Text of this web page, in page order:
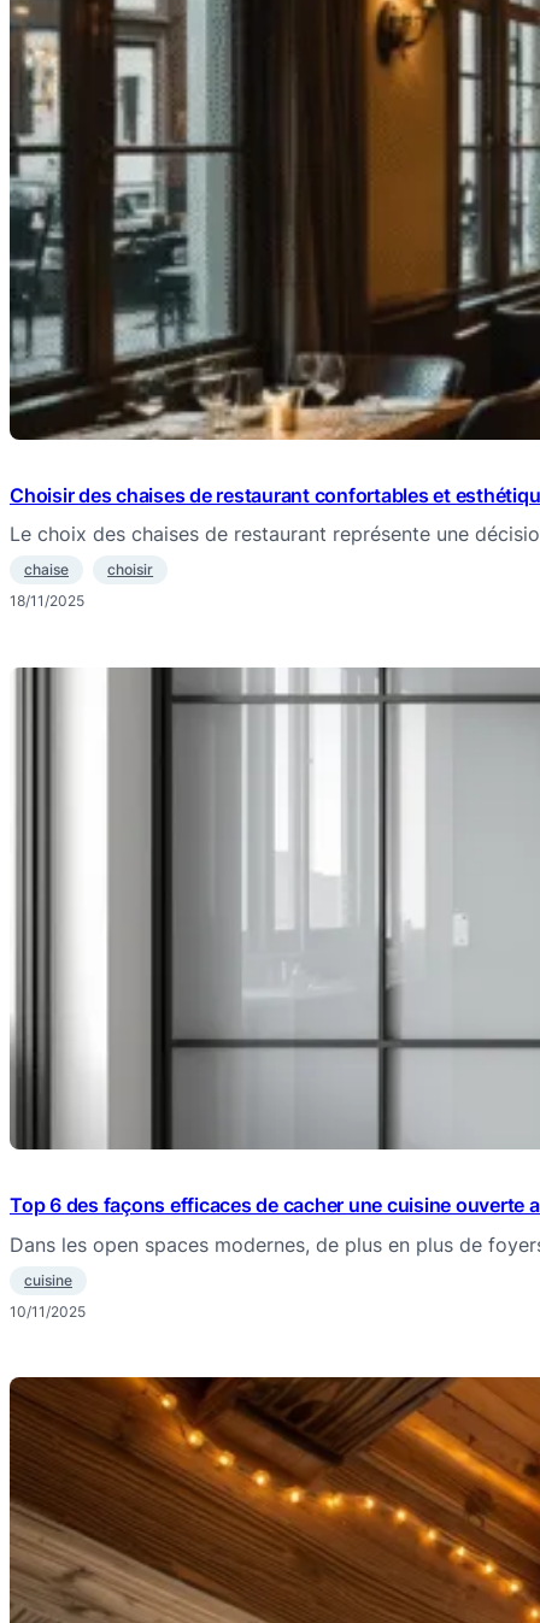
Choisir des chaises de restaurant confortables et
Le choix des chaises de restaurant représente une
chaise
choisir
18/11/2025
Top 6 des façons efficaces de cacher une cuisine ouverte
Dans les open spaces modernes, de plus en plus de
cuisine
10/11/2025